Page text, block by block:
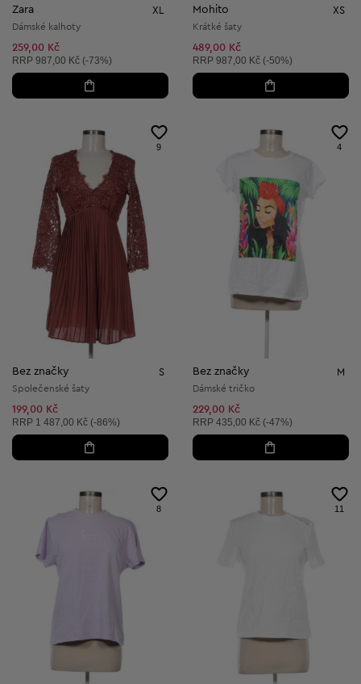
Zara XL
Dámské kalhoty
259,00 Kč
Doporučená cena:
RRP 987,00 Kč (-73%)
Mohito XS
Krátké šaty
489,00 Kč
Doporučená cena:
RRP 987,00 Kč (-50%)
9
Bez značky S
Společenské šaty
199,00 Kč
Doporučená cena:
RRP 1 487,00 Kč (-86%)
4
Bez značky M
Dámské tričko
229,00 Kč
Doporučená cena:
RRP 435,00 Kč (-47%)
8 11